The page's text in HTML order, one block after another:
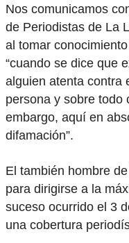
Nos comunicamos
de Periodistas de La
al tomar
“cuando se dice que
alguien atenta contra
persona y sobre todo
embargo, aquí en
difamación”.
El también hombre
para dirigirse a la
suceso ocurrido el 3
una cobertura